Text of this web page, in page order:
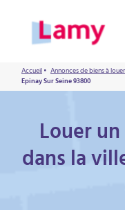
Accueil• Annonces de biens à louer
Epinay Sur Seine 93800
Louer
dans la